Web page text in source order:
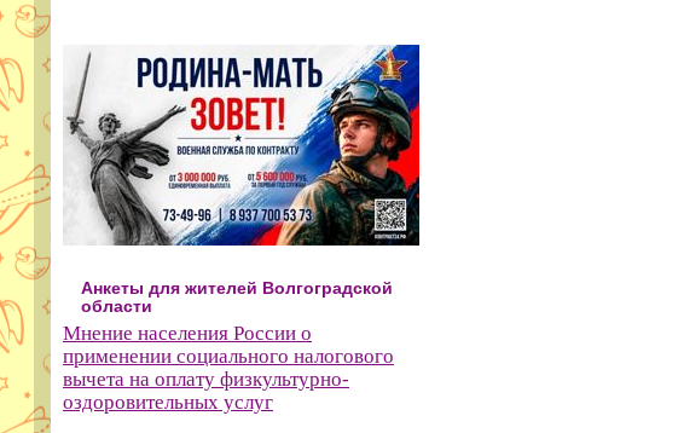
Анкеты для жителей Волгоградской
области
Мнение населения России о
применении социального налогового
вычета на оплату физкультурно-
оздоровительных услуг